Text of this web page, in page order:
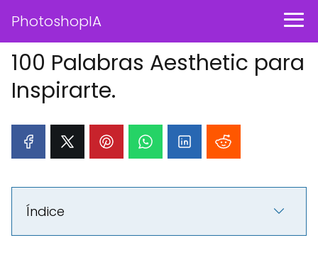
PhotoshopIA
100 Palabras Aesthetic para
Inspirarte.
Índice